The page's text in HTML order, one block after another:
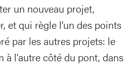
un nouveau projet,
et qui règle l'un des points
par les autres projets: le
à l'autre côté du pont, dans